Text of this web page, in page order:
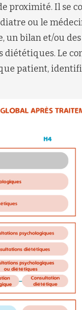
proximité. Il se
ou le
un bilan et/ou
diététiques. Le
patient,